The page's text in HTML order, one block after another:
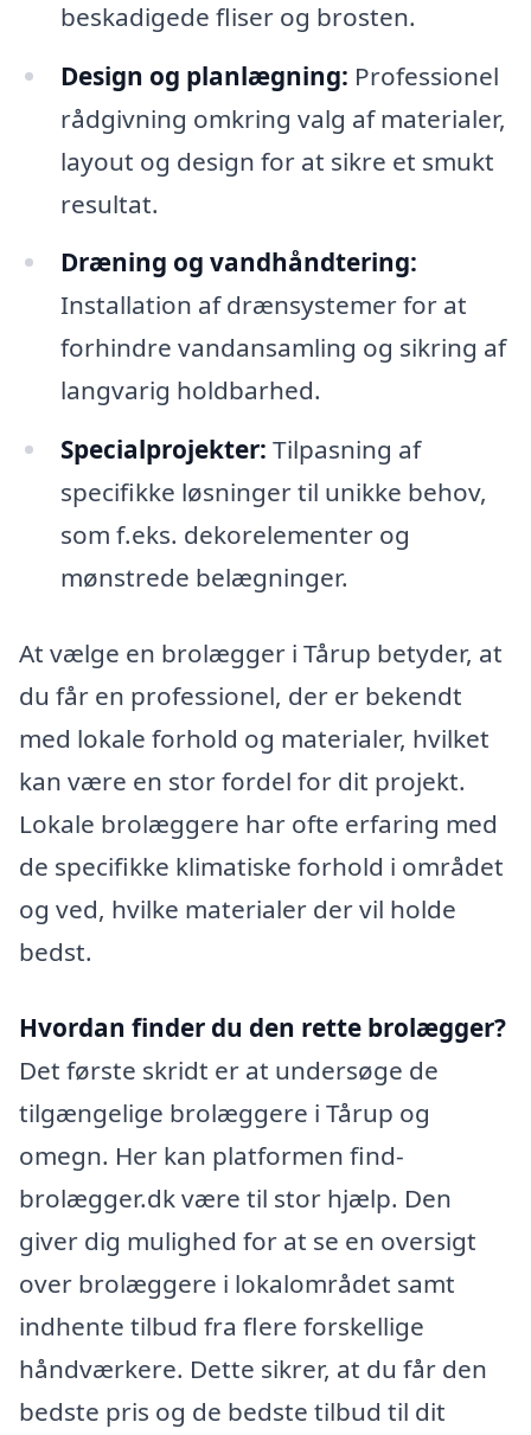
beskadigede fliser og brosten.
Design og planlægning: Professionel
rådgivning omkring valg af materialer,
layout og design for at sikre et smukt
resultat.
Dræning og vandhåndtering:
Installation af drænsystemer for at
forhindre vandansamling og sikring af
langvarig holdbarhed.
Specialprojekter: Tilpasning af
specifikke løsninger til unikke behov,
som f.eks. dekorelementer og
mønstrede belægninger.
At vælge en brolægger i Tårup betyder, at
du får en professionel, der er bekendt
med lokale forhold og materialer, hvilket
kan være en stor fordel for dit projekt.
Lokale brolæggere har ofte erfaring med
de specifikke klimatiske forhold i området
og ved, hvilke materialer der vil holde
bedst.
Hvordan finder du den rette brolægger?
Det første skridt er at undersøge de
tilgængelige brolæggere i Tårup og
omegn. Her kan platformen find-
brolægger.dk være til stor hjælp. Den
giver dig mulighed for at se en oversigt
over brolæggere i lokalområdet samt
indhente tilbud fra flere forskellige
håndværkere. Dette sikrer, at du får den
bedste pris og de bedste tilbud til dit